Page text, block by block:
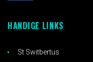
HANDIGE LINKS
St Switbertus